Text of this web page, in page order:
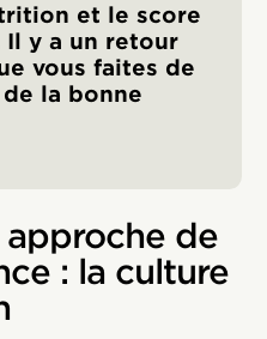
et le score
y a un retour
vous faites de
la bonne
approche de
: la culture